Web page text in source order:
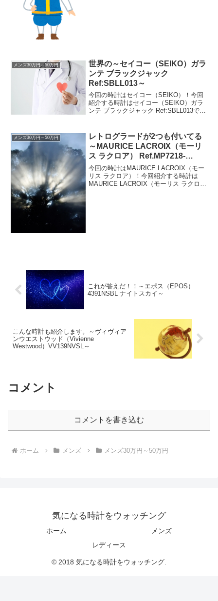
メンズ30万円～50万円
世界の～セイコー（SEIKO）ガラ
ンテ ブラックジャック
Ref:SBLL013～
今回の時計はセイコー（SEIKO）！今回
紹介する時計はセイコー（SEIKO）ガラ
ンテ ブラックジャック Ref:SBLL013で
うです。なので、一番高い状態の時計を
紹介...
メンズ30万円～50万円
レトログラードが2つも付いてる
～MAURICE LACROIX（モーリ
ス ラクロア） Ref.MP7218-
SS001-310 マスターピース ダブ
ル レトログラード～
今回の時計はMAURICE LACROIX（モー
リス ラクロア）！今回紹介する時計は
MAURICE LACROIX（モーリス ラクロ
これが答えだ！！～エポス（EPOS）
4391NSBL ナイトスカイ～
こんな時計も紹介します。～ヴィヴィア
ンウエストウッド（Vivienne
Westwood）VV139NVSL～
コメント
コメントを書き込む
ホーム メンズ メンズ30万円～50万円
気になる時計をウォッチング
ホーム
メンズ
レディース
© 2018 気になる時計をウォッチング.